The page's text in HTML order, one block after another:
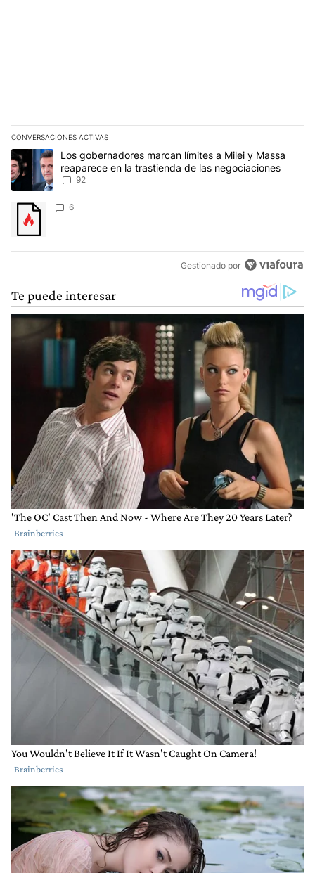
CONVERSACIONES ACTIVAS
Este listado muestra los artículos con más comentarios en los
Un artículo de tendencia con el título "Los gobernadores marcan
Los gobernadores marcan límites a Milei y Massa
reaparece en la trastienda de las negociaciones
92
Un artículo de tendencia con el título "" con 6 comentarios.
6
Gestionado por